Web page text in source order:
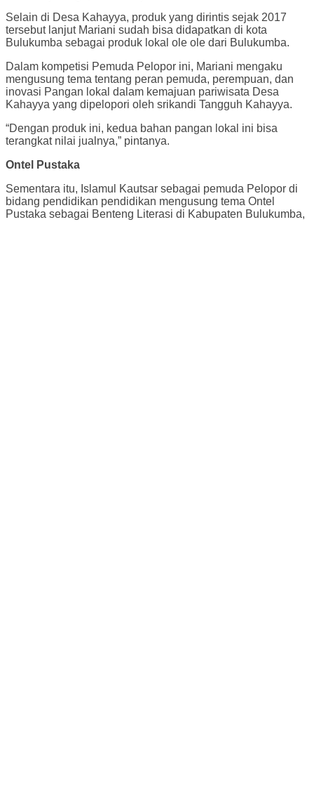
Selain di Desa Kahayya, produk yang dirintis sejak 2017
tersebut lanjut Mariani sudah bisa didapatkan di kota
Bulukumba sebagai produk lokal ole ole dari Bulukumba.
Dalam kompetisi Pemuda Pelopor ini, Mariani mengaku
mengusung tema tentang peran pemuda, perempuan, dan
inovasi Pangan lokal dalam kemajuan pariwisata Desa
Kahayya yang dipelopori oleh srikandi Tangguh Kahayya.
“Dengan produk ini, kedua bahan pangan lokal ini bisa
terangkat nilai jualnya,” pintanya.
Ontel Pustaka
Sementara itu, Islamul Kautsar sebagai pemuda Pelopor di
bidang pendidikan pendidikan mengusung tema Ontel
Pustaka sebagai Benteng Literasi di Kabupaten Bulukumba,